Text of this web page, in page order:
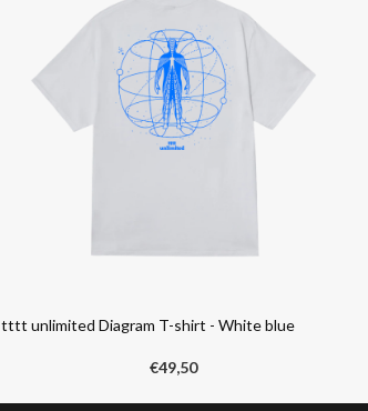
tttt unlimited Diagram T-shirt - White blue
€49,50